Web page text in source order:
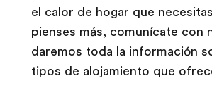
el calor de hogar que
pienses más, comunícate con
daremos toda la información
tipos de alojamiento que